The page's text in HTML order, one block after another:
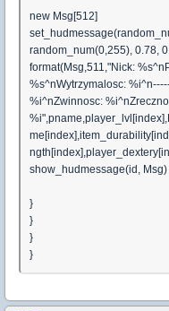
new Msg[512]
random_num(0,255), 0.78,
format(Msg,511,"Nick:
%s^nWytrzymalosc:
%i^nZwinnosc:
show_hudmessage(id, Msg)
}
}
}
}